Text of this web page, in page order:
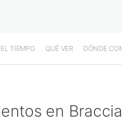
EL TIEMPO QUÉ VER DÓNDE
en